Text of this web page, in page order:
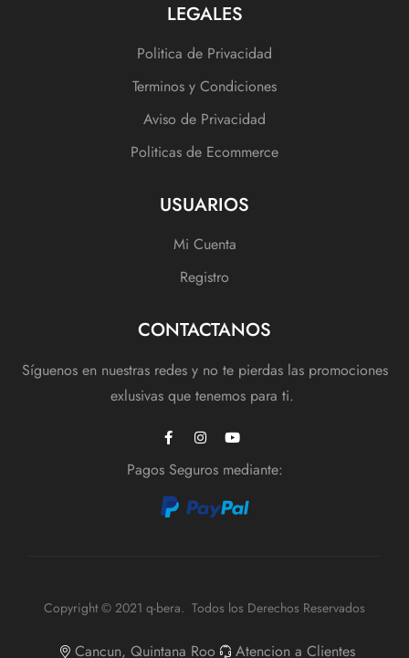
LEGALES
Politica de Privacidad
Terminos y Condiciones
Aviso de Privacidad
Politicas de Ecommerce
USUARIOS
Mi Cuenta
Registro
CONTACTANOS
Síguenos en nuestras redes y no te pierdas las promociones
exlusivas que tenemos para ti.
Pagos Seguros mediante:
Copyright © 2021 q-bera. Todos los Derechos Reservados
Cancun, Quintana Roo Atencion a Clientes